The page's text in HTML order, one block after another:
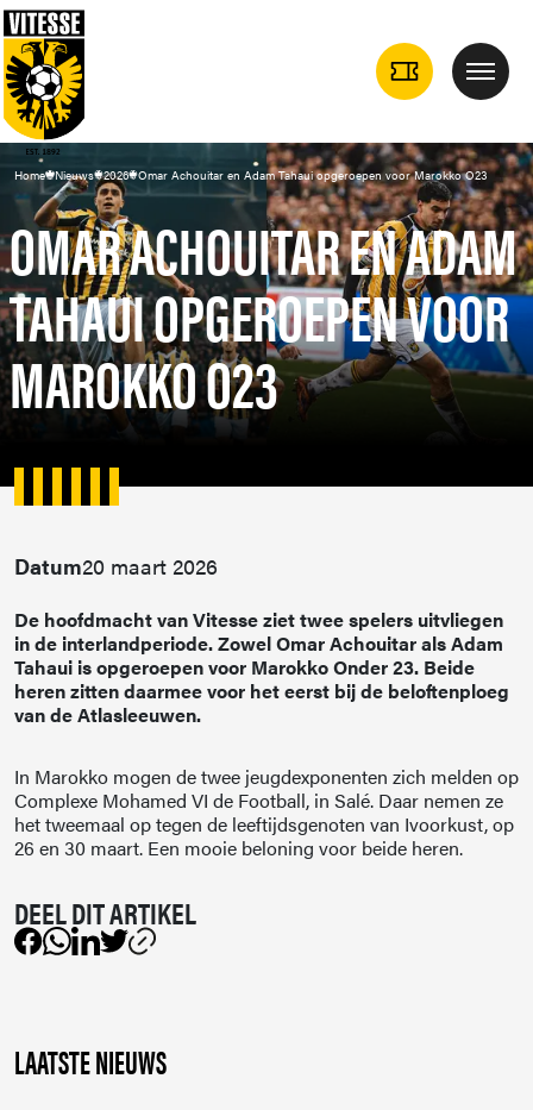
TICKETS
Menu
Home Nieuws 2026 Omar Achouitar en Adam Tahaui opgeroepen voor Marokko O23
OMAR ACHOUITAR EN ADAM
TAHAUI OPGEROEPEN VOOR
MAROKKO O23
Datum20 maart 2026
De hoofdmacht van Vitesse ziet twee spelers uitvliegen
in de interlandperiode. Zowel Omar Achouitar als Adam
Tahaui is opgeroepen voor Marokko Onder 23. Beide
heren zitten daarmee voor het eerst bij de beloftenploeg
van de Atlasleeuwen.
In Marokko mogen de twee jeugdexponenten zich melden op
Complexe Mohamed VI de Football, in Salé. Daar nemen ze
het tweemaal op tegen de leeftijdsgenoten van Ivoorkust, op
26 en 30 maart. Een mooie beloning voor beide heren.
LAATSTE NIEUWS